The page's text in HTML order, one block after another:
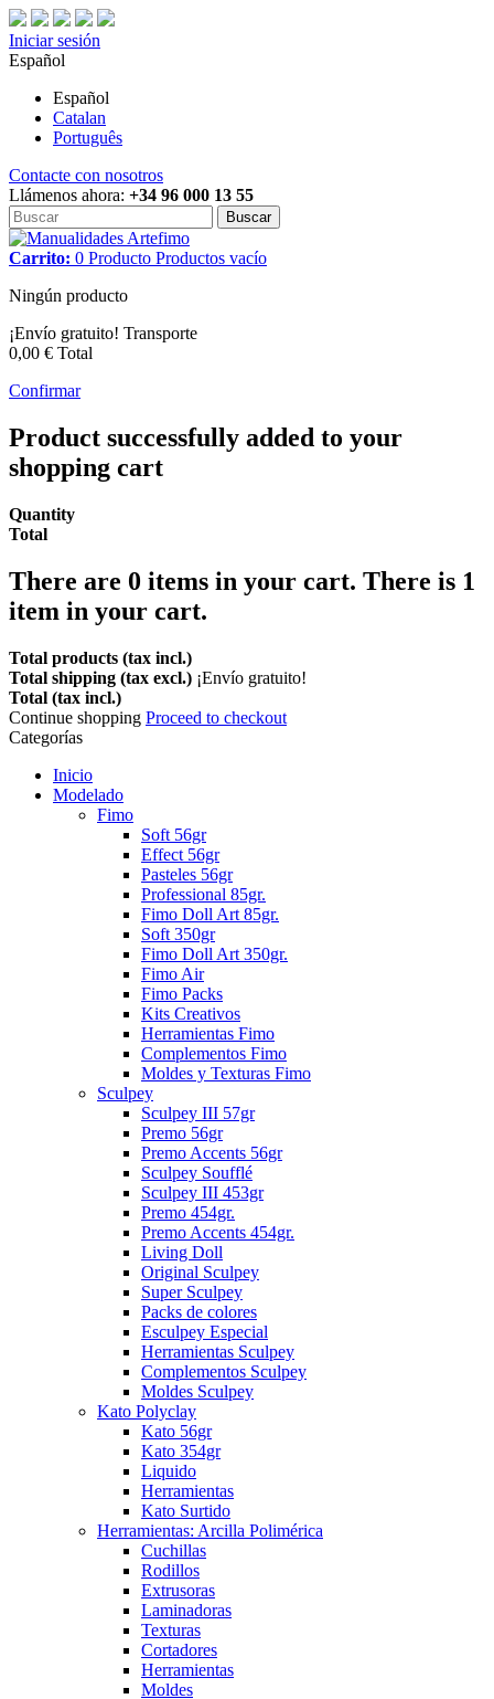
Iniciar sesión
Español
Español
Catalan
Português
Contacte con nosotros
Llámenos ahora: +34 96 000 13 55
Buscar
Carrito: 0 Producto Productos vacío
Ningún producto
¡Envío gratuito! Transporte
0,00 € Total
Confirmar
Product successfully added to your
shopping cart
Quantity
Total
There are 0 items in your cart. There is 1
item in your cart.
Total products (tax incl.)
Total shipping (tax excl.) ¡Envío gratuito!
Total (tax incl.)
Continue shopping Proceed to checkout
Categorías
Inicio
Modelado
Fimo
Soft 56gr
Effect 56gr
Pasteles 56gr
Professional 85gr.
Fimo Doll Art 85gr.
Soft 350gr
Fimo Doll Art 350gr.
Fimo Air
Fimo Packs
Kits Creativos
Herramientas Fimo
Complementos Fimo
Moldes y Texturas Fimo
Sculpey
Sculpey III 57gr
Premo 56gr
Premo Accents 56gr
Sculpey Soufflé
Sculpey III 453gr
Premo 454gr.
Premo Accents 454gr.
Living Doll
Original Sculpey
Super Sculpey
Packs de colores
Esculpey Especial
Herramientas Sculpey
Complementos Sculpey
Moldes Sculpey
Kato Polyclay
Kato 56gr
Kato 354gr
Liquido
Herramientas
Kato Surtido
Herramientas: Arcilla Polimérica
Cuchillas
Rodillos
Extrusoras
Laminadoras
Texturas
Cortadores
Herramientas
Moldes